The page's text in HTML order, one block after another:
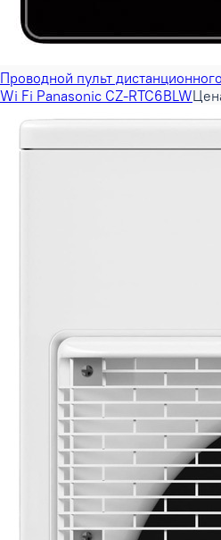
Проводной пульт
Wi Fi Panasonic CZ-RTC6BLW